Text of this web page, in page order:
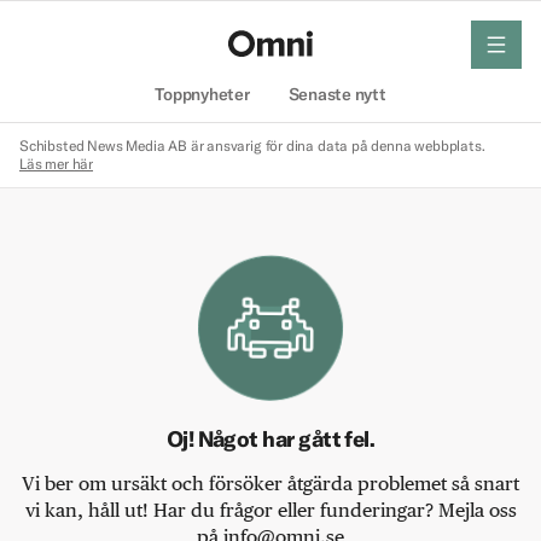
Toppnyheter Senaste nytt
meny
Schibsted News Media AB är ansvarig för dina data på denna webbplats.
Läs mer här
Oj! Något har gått fel.
Vi ber om ursäkt och försöker åtgärda problemet så snart
vi kan, håll ut! Har du frågor eller funderingar? Mejla oss